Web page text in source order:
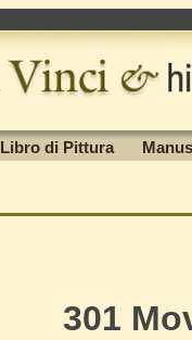
Libro di Pittura
301